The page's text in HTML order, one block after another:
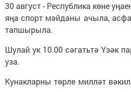
30 август - Республика көне
яңа спорт мәйданы ачыла,
тапшырыла.
Шулай ук 10.00 сәгатьтә Үзәк
уза.
Кунакларны төрле милләт